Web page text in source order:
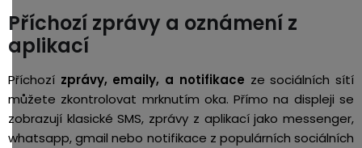
Příchozí zprávy a oznámení z
aplikací
Příchozí zprávy, emaily, a notifikace ze sociálních sítí
můžete zkontrolovat mrknutím oka. Přímo na displeji se
zobrazují klasické SMS, zprávy z aplikací jako messenger,
whatsapp, gmail nebo notifikace z populárních sociálních